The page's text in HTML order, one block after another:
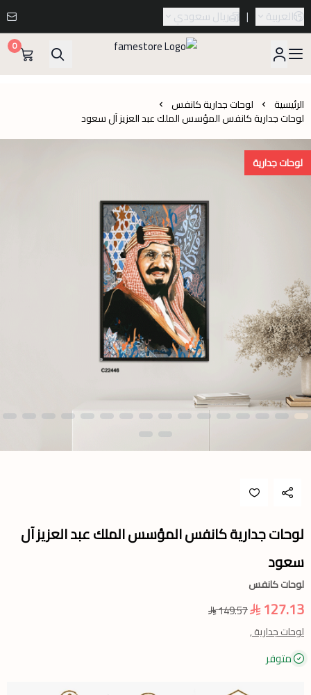
العربية | ريال سعودي
0
الرئيسية لوحات جدارية كانفس
لوحات جدارية كانفس المؤسس الملك عبد العزيز آل سعود
لوحات جدارية
لوحات جدارية كانفس المؤسس الملك عبد العزيز آل
سعود
لوحات كانفس
127.13
149.57
لوحات جدارية ,
متوفر